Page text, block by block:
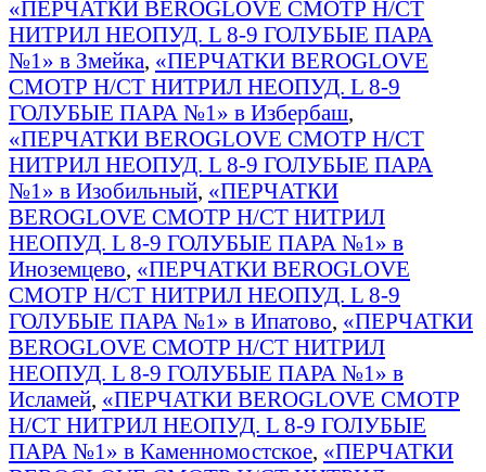
«ПЕРЧАТКИ BEROGLOVE СМОТР Н/СТ
НИТРИЛ НЕОПУД. L 8-9 ГОЛУБЫЕ ПАРА
№1» в Змейка, «ПЕРЧАТКИ BEROGLOVE
СМОТР Н/СТ НИТРИЛ НЕОПУД. L 8-9
ГОЛУБЫЕ ПАРА №1» в Избербаш,
«ПЕРЧАТКИ BEROGLOVE СМОТР Н/СТ
НИТРИЛ НЕОПУД. L 8-9 ГОЛУБЫЕ ПАРА
№1» в Изобильный, «ПЕРЧАТКИ
BEROGLOVE СМОТР Н/СТ НИТРИЛ
НЕОПУД. L 8-9 ГОЛУБЫЕ ПАРА №1» в
Иноземцево, «ПЕРЧАТКИ BEROGLOVE
СМОТР Н/СТ НИТРИЛ НЕОПУД. L 8-9
ГОЛУБЫЕ ПАРА №1» в Ипатово, «ПЕРЧАТКИ
BEROGLOVE СМОТР Н/СТ НИТРИЛ
НЕОПУД. L 8-9 ГОЛУБЫЕ ПАРА №1» в
Исламей, «ПЕРЧАТКИ BEROGLOVE СМОТР
Н/СТ НИТРИЛ НЕОПУД. L 8-9 ГОЛУБЫЕ
ПАРА №1» в Каменномостское, «ПЕРЧАТКИ